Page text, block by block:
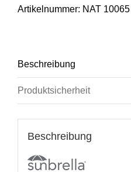
Artikelnummer: NAT 10065
Beschreibung
Produktsicherheit
Beschreibung